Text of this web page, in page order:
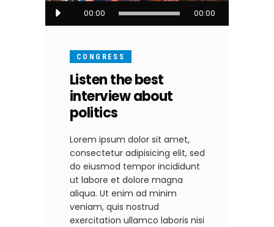
Audio-
Player
00:00 00:00
CONGRESS
Listen the best
interview about
politics
Lorem ipsum dolor sit amet,
consectetur adipisicing elit, sed
do eiusmod tempor incididunt
ut labore et dolore magna
aliqua. Ut enim ad minim
veniam, quis nostrud
exercitation ullamco laboris nisi